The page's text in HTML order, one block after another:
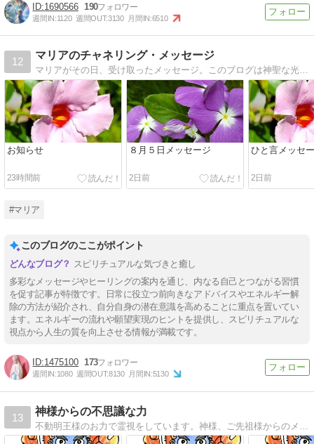
1690566 190
週間IN:1120 週間OUT:3130 月間IN:6510
12
マリアのチャネリング・メッセージ
マリアがその日、受け取ったメッセージ。このブログは神聖な光のエネルギーとリンクしています。ぜひ受け取ってみてください。
お知らせ
23時間前
８月５日メッセージ
2日前
ひと言メッセ
2日前
#マリア
このブログのここがポイント
スピリチュアルな気づきと癒し
多彩なメッセージやヒーリングの案内を通じ、内なる自己とつながる習慣
を促す記事が特徴です。日常に役立つ前向きなアドバイスやエネルギー解
除の方法が紹介され、自分自身の潜在意識を高めることに重点を置いてい
ます。エネルギーの流れや願望実現のヒントを提供し、スピリチュアルな
視点から人生の質を向上させる情報が満載です。
1475100 173
週間IN:1080 週間OUT:8130 月間IN:5130
13
神様からの不思議な力